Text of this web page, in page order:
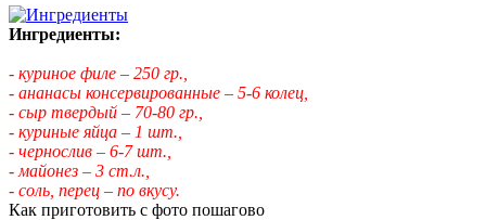
Ингредиенты:
- куриное филе – 250 гр.,
- ананасы консервированные – 5-6 колец,
- сыр твердый – 70-80 гр.,
- куриные яйца – 1 шт.,
- чернослив – 6-7 шт.,
- майонез – 3 ст.л.,
- соль, перец – по вкусу.
Как приготовить с фото пошагово